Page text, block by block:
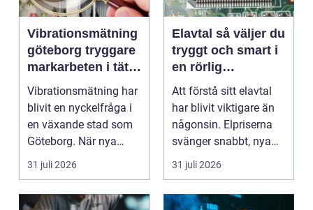
Vibrationsmätning
göteborg tryggare
markarbeten i tät
stadsmiljö
Vibrationsmätning har
blivit en nyckelfråga i
en växande stad som
Göteborg. När nya
bostäder, broar,...
31 juli 2026
Elavtal så väljer du
tryggt och smart i
en rörlig
elmarknad
Att förstå sitt elavtal
har blivit viktigare än
någonsin. Elpriserna
svänger snabbt, nya
typer av av...
31 juli 2026